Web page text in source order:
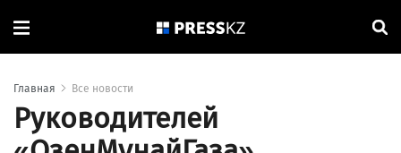
Главная Все новости
Руководителей